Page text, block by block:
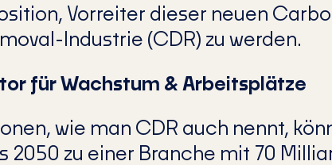
Vorreiter dieser neuen
Industrie (CDR) zu werden.
für Wachstum & Arbeitsplätze
wie man CDR auch nennt,
2050 zu einer Branche mit 70